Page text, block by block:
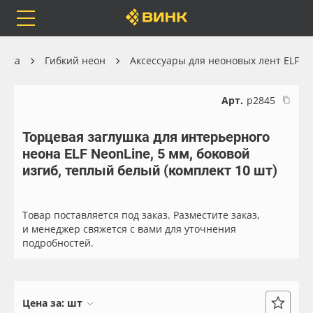
Каталог
Orafol
Бренды
Доставка
Весь каталог
Рулонные материалы
Самоклеящиеся плёнки
Листовые материалы
Гибкий неон Аксессуары для неоновых лент ELF
Арт. р2845
Торцевая заглушка для интерьерного
неона ELF NeonLine, 5 мм, боковой
изгиб, теплый белый (комплект 10 шт)
Товар поставляется под заказ. Разместите заказ,
и менеджер свяжется с вами для уточнения
подробностей.
Цена за: шт